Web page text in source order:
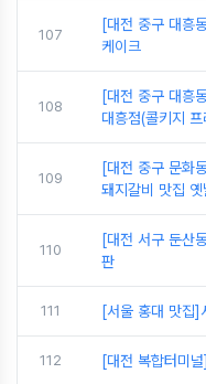
107
[대전 중구 대흥
케이크
108
[대전 중구 대흥
대흥점(콜키지
109
[대전 중구 문화
돼지갈비 맛집
110
[대전 서구 둔산
판
111 [서울 홍대 맛집]
112 [대전 복합터미